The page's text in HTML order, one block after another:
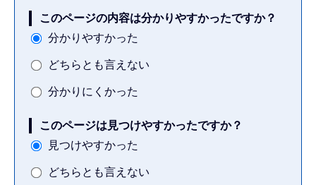
このページの内容は分かりやすかったですか？
分かりやすかった
どちらとも言えない
分かりにくかった
このページは見つけやすかったですか？
見つけやすかった
どちらとも言えない